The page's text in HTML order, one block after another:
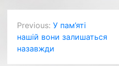
Навігація
записів
Previous: У пам’яті
нашій вони залишаться
назавжди